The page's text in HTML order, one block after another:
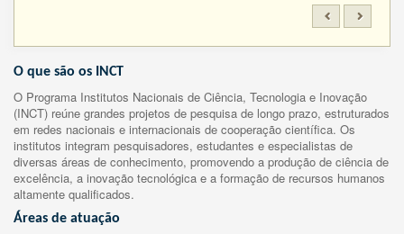
O que são os INCT
O Programa Institutos Nacionais de Ciência, Tecnologia e Inovação
(INCT) reúne grandes projetos de pesquisa de longo prazo, estruturados
em redes nacionais e internacionais de cooperação científica. Os
institutos integram pesquisadores, estudantes e especialistas de
diversas áreas de conhecimento, promovendo a produção de ciência de
excelência, a inovação tecnológica e a formação de recursos humanos
altamente qualificados.
Áreas de atuação